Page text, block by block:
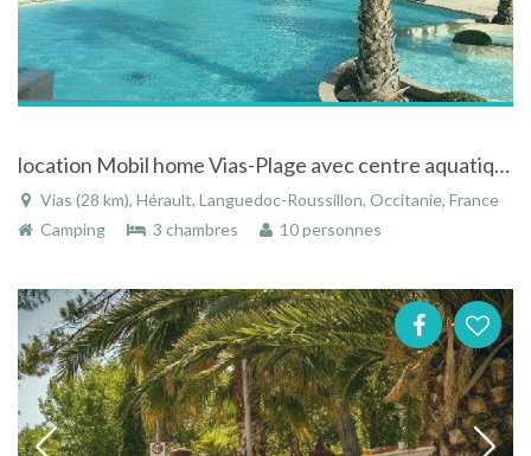
location Mobil home Vias-Plage avec centre aquatique
Vias (28 km), Hérault, Languedoc-Roussillon, Occitanie, France
Camping
3 chambres 10 personnes